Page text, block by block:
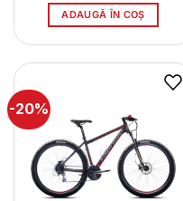
a
fost:
ADAUGĂ ÎN COȘ
-20%